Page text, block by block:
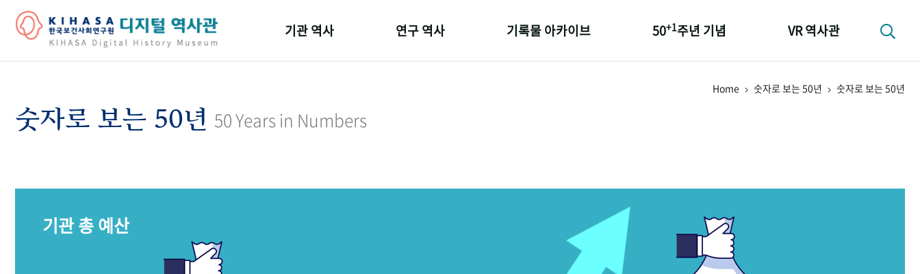
기관 역사 연구 역사 기록물 아카이브 50+1주년 기념 VR 역사관
Home 숫자로 보는 50년 숫자로 보는 50년
숫자로 보는 50년 50 Years in Numbers
기관 총 예산